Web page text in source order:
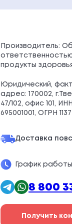
Производитель:
продукты
Юридический,
адрес: 170002,
47/102, офис 101,
695001001, ОГРН
Доставка по
График
8 800
Получить